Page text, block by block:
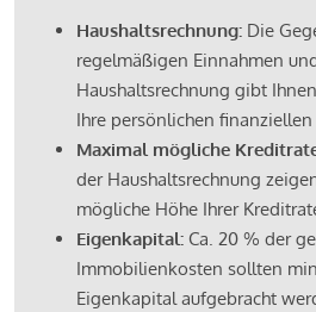
Haushaltsrechnung: Die
regelmäßigen Einnahmen
Haushaltsrechnung gibt
Ihre persönlichen finanziellen
Maximal mögliche
der Haushaltsrechnung
mögliche Höhe Ihrer
Eigenkapital: Ca. 20 % der
Immobilienkosten sollten
Eigenkapital aufgebracht